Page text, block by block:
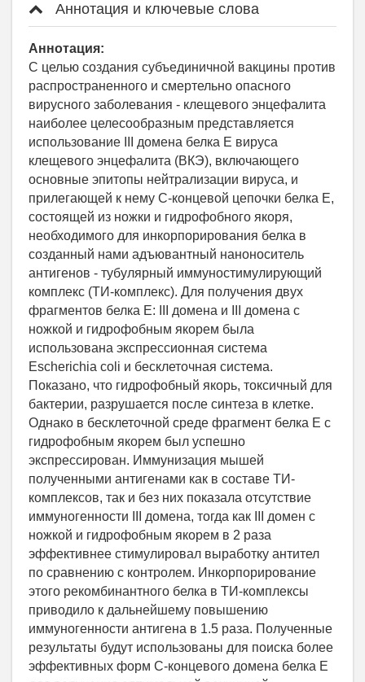
Аннотация и ключевые слова
Аннотация:
С целью создания субъединичной вакцины против
распространенного и смертельно опасного
вирусного заболевания - клещевого энцефалита
наиболее целесообразным представляется
использование III домена белка Е вируса
клещевого энцефалита (ВКЭ), включающего
основные эпитопы нейтрализации вируса, и
прилегающей к нему С-концевой цепочки белка Е,
состоящей из ножки и гидрофобного якоря,
необходимого для инкорпорирования белка в
созданный нами адъювантный наноноситель
антигенов - тубулярный иммуностимулирующий
комплекс (ТИ-комплекс). Для получения двух
фрагментов белка Е: III домена и III домена с
ножкой и гидрофобным якорем была
использована экспрессионная система
Escherichia coli и бесклеточная система.
Показано, что гидрофобный якорь, токсичный для
бактерии, разрушается после синтеза в клетке.
Однако в бесклеточной среде фрагмент белка Е с
гидрофобным якорем был успешно
экспрессирован. Иммунизация мышей
полученными антигенами как в составе ТИ-
комплексов, так и без них показала отсутствие
иммуногенности III домена, тогда как III домен с
ножкой и гидрофобным якорем в 2 раза
эффективнее стимулировал выработку антител
по сравнению с контролем. Инкорпорирование
этого рекомбинантного белка в ТИ-комплексы
приводило к дальнейшему повышению
иммуногенности антигена в 1.5 раза. Полученные
результаты будут использованы для поиска более
эффективных форм С-концевого домена белка Е